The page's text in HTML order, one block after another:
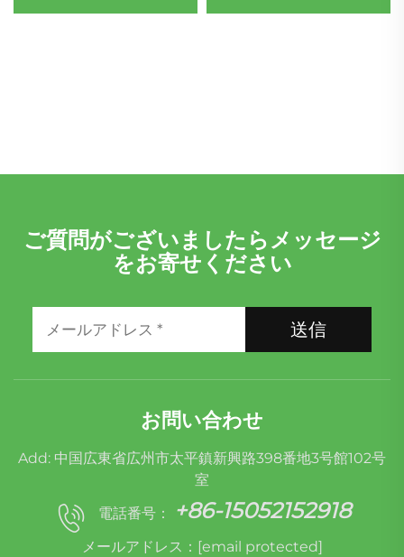
認証済み ガソリン燃料 6L
番号 #
ご質問がございましたらメッセージ
をお寄せください
送信
お問い合わせ
Add: 中国広東省広州市太平鎮新興路398番地3号館102号
室
電話番号：
+86-15052152918
メールアドレス： [email protected]